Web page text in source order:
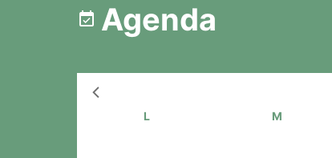
Agenda
L M
Bouton